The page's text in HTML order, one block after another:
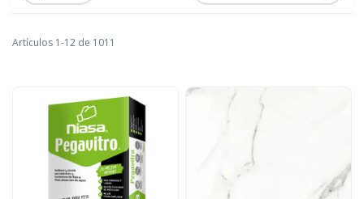
Artículos 1-12 de 1011